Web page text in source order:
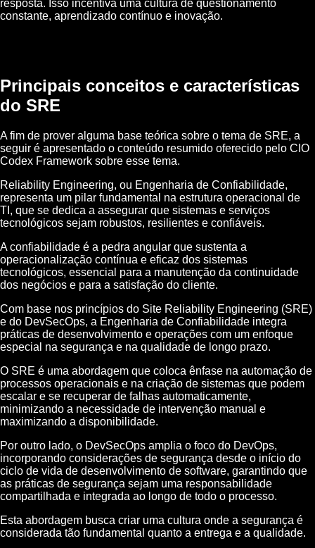
resposta. Isso incentiva uma cultura de questionamento
constante, aprendizado contínuo e inovação.
Principais conceitos e características
do SRE
A fim de prover alguma base teórica sobre o tema de SRE, a
seguir é apresentado o conteúdo resumido oferecido pelo CIO
Codex Framework sobre esse tema.
Reliability Engineering, ou Engenharia de Confiabilidade,
representa um pilar fundamental na estrutura operacional de
TI, que se dedica a assegurar que sistemas e serviços
tecnológicos sejam robustos, resilientes e confiáveis.
A confiabilidade é a pedra angular que sustenta a
operacionalização contínua e eficaz dos sistemas
tecnológicos, essencial para a manutenção da continuidade
dos negócios e para a satisfação do cliente.
Com base nos princípios do Site Reliability Engineering (SRE)
e do DevSecOps, a Engenharia de Confiabilidade integra
práticas de desenvolvimento e operações com um enfoque
especial na segurança e na qualidade de longo prazo.
O SRE é uma abordagem que coloca ênfase na automação de
processos operacionais e na criação de sistemas que podem
escalar e se recuperar de falhas automaticamente,
minimizando a necessidade de intervenção manual e
maximizando a disponibilidade.
Por outro lado, o DevSecOps amplia o foco do DevOps,
incorporando considerações de segurança desde o início do
ciclo de vida de desenvolvimento de software, garantindo que
as práticas de segurança sejam uma responsabilidade
compartilhada e integrada ao longo de todo o processo.
Esta abordagem busca criar uma cultura onde a segurança é
considerada tão fundamental quanto a entrega e a qualidade.